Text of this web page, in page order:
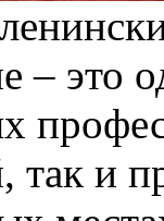
– это
так и